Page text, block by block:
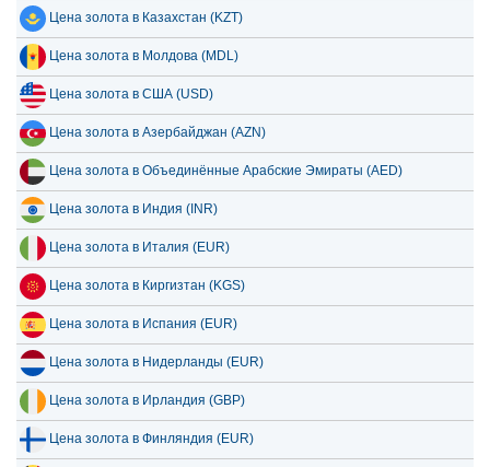
Цена золота в Казахстан (KZT)
Цена золота в Молдова (MDL)
Цена золота в США (USD)
Цена золота в Азербайджан (AZN)
Цена золота в Объединённые Арабские Эмираты (AED)
Цена золота в Индия (INR)
Цена золота в Италия (EUR)
Цена золота в Киргизтан (KGS)
Цена золота в Испания (EUR)
Цена золота в Нидерланды (EUR)
Цена золота в Ирландия (GBP)
Цена золота в Финляндия (EUR)